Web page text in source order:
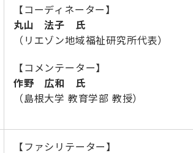
【コーディネーター】
丸山 法子 氏​
（リエゾン地域福祉研究所代表）
【コメンテーター】
作野 広和​​ 氏
（島根大学 教育学部 教授）
【ファシリテーター】